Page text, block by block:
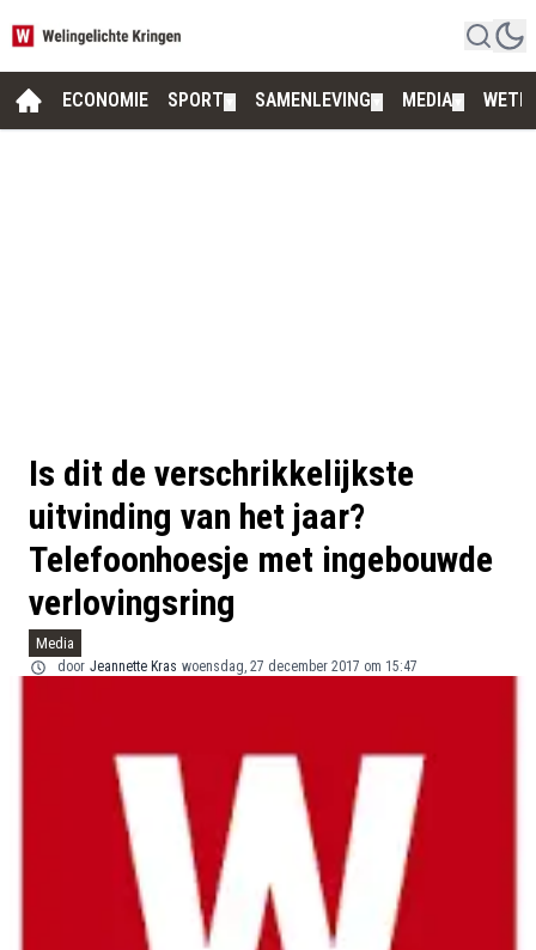
ECONOMIE SPORT SAMENLEVING MEDIA
Is dit de verschrikkelijkste
uitvinding van het jaar?
Telefoonhoesje met ingebouwde
verlovingsring
Media
door Jeannette Kras woensdag, 27 december 2017 om 15:47